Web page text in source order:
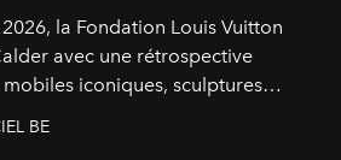
la Fondation Louis Vuitton
avec une rétrospective
iconiques, sculptures
espaces imaginés par Frank Gehry
BE